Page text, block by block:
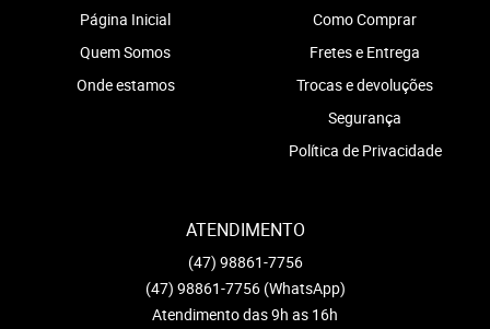
Página Inicial
Quem Somos
Onde estamos
Como Comprar
Fretes e Entrega
Trocas e devoluções
Segurança
Política de Privacidade
ATENDIMENTO
(47) 98861-7756
(47) 98861-7756 (WhatsApp)
Atendimento das 9h as 16h